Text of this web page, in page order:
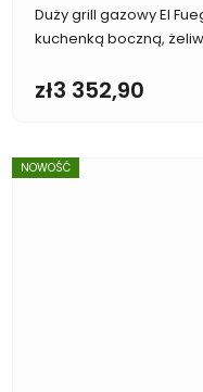
zł3 352,90
Duży grill gazowy El
kuchenką boczną,
NOWOŚĆ